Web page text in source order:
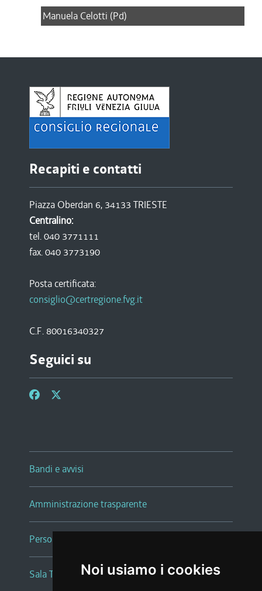
Noi usiamo i cookies
Manuela Celotti (Pd)
Recapiti e contatti
Piazza Oberdan 6, 34133 TRIESTE
Centralino:
tel. 040 3771111
fax. 040 3773190
Posta certificata:
consiglio@certregione.fvg.it
C.F. 80016340327
Seguici su
Bandi e avvisi
Amministrazione trasparente
Persone e Uffici
Sala Tiziano Tessitori